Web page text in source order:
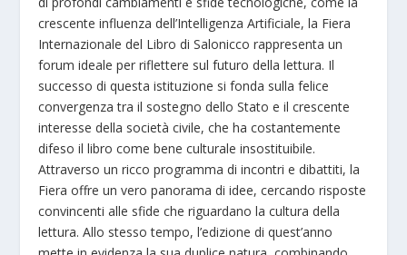
crescente influenza dell’Intelligenza Artificiale, la Fiera
Internazionale del Libro di Salonicco rappresenta un
forum ideale per riflettere sul futuro della lettura. Il
successo di questa istituzione si fonda sulla felice
convergenza tra il sostegno dello Stato e il crescente
interesse della società civile, che ha costantemente
difeso il libro come bene culturale insostituibile.
Attraverso un ricco programma di incontri e dibattiti, la
Fiera offre un vero panorama di idee, cercando risposte
convincenti alle sfide che riguardano la cultura della
lettura. Allo stesso tempo, l’edizione di quest’anno